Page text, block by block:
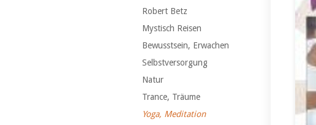
Robert Betz
Mystisch Reisen
Bewusstsein, Erwachen
Selbstversorgung
Natur
Trance, Träume
Yoga, Meditation